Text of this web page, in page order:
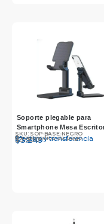
Soporte plegable para
Smartphone Mesa
SKU: SOP-BASE-NEGRO
$3.249
Efectivo y transferencia
$3.350
Otros medios de pago